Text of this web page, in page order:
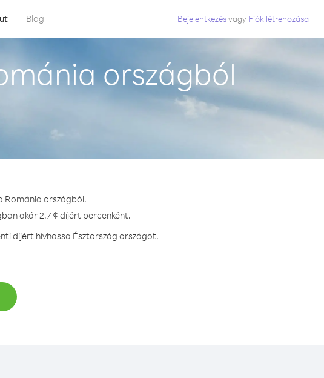
Blog Bejelentkezésvagy Fiók létrehozása
országból
Románia országból.
akár 2.7 ¢ díjért percenként.
díjért hívhassa Észtország országot.